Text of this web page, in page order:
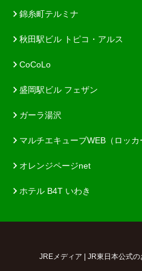
錦糸町テルミナ
秋田駅ビル トピコ・アルス
CoCoLo
盛岡駅ビル フェザン
ガーラ湯沢
マルチエキューブWEB（ロッカ
オレンジページnet
ホテル B4T いわき
JREメディア | JR東日本公式